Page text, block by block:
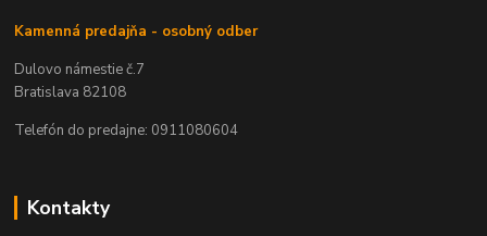
Kamenná predajňa - osobný odber
Dulovo námestie č.7
Bratislava 82108
Telefón do predajne: 0911080604
Kontakty